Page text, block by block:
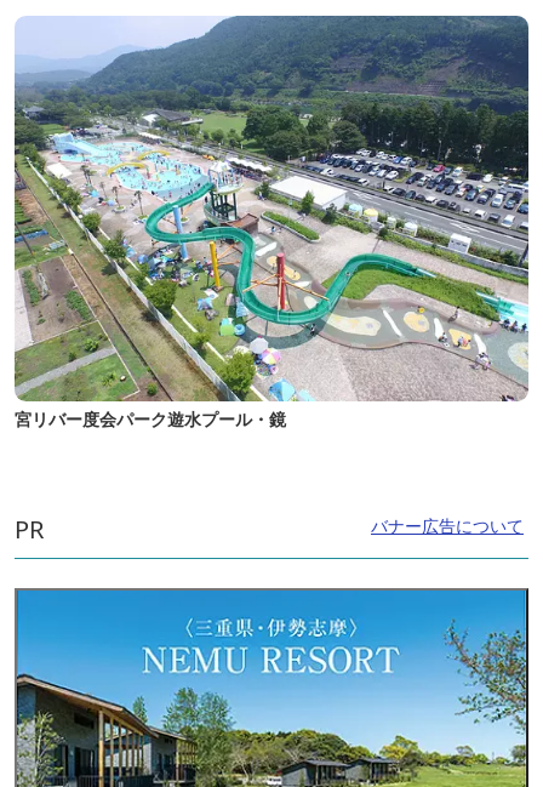
宮リバー度会パーク遊水プール・鏡
PR バナー広告について